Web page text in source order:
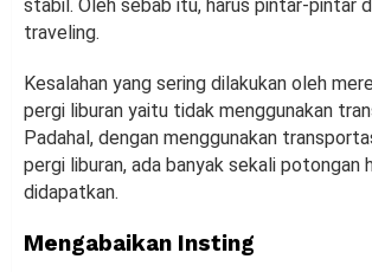
stabil. Oleh sebab itu, harus pintar-pintar
traveling.
Kesalahan yang sering dilakukan oleh
pergi liburan yaitu tidak menggunakan
Padahal, dengan menggunakan
pergi liburan, ada banyak sekali potongan
didapatkan.
Mengabaikan Insting